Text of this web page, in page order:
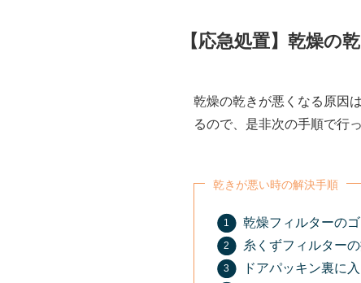
【応急処置】乾燥の
乾燥の乾きが悪くなる原因
るので、是非次の手順で行
乾きが悪い時の解決手順
乾燥フィルターの
糸くずフィルター
ドアパッキン裏に